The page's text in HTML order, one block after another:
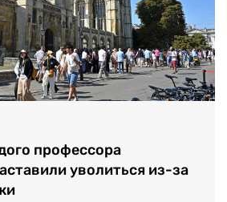
профессора
уволиться из-за